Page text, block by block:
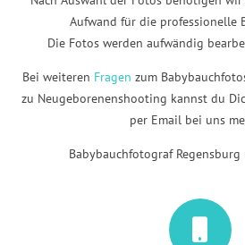
Aufwand für die professionelle
Die Fotos werden aufwändig
Bei weiteren Fragen zum
zu Neugeborenenshooting kannst du
per Email bei uns
Babybauchfotograf